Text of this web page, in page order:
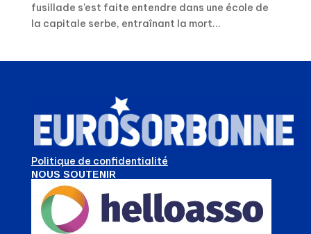
fusillade s’est faite entendre dans une école de
la capitale serbe, entraînant la mort...
Politique de confidentialité
NOUS SOUTENIR